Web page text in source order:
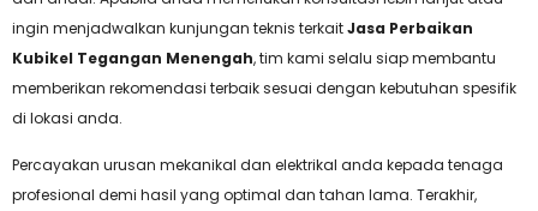
ingin menjadwalkan kunjungan teknis terkaitJasa Perbaikan
Kubikel Tegangan Menengah, tim kami selalu siap membantu
memberikan rekomendasi terbaik sesuai dengan kebutuhan spesifik
di lokasi anda.
Percayakan urusan mekanikal dan elektrikal anda kepada tenaga
profesional demi hasil yang optimal dan tahan lama. Terakhir,